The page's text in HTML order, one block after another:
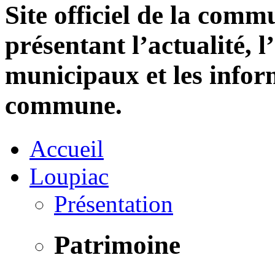
Site officiel de la
présentant l’actualité,
municipaux et les
commune.
Accueil
Loupiac
Présentation
Patrimoine